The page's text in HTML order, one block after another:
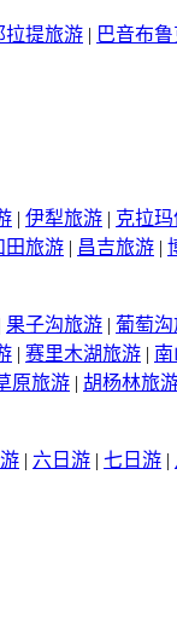
拉提旅游 | 巴音布
| 伊犁旅游 | 克拉
田旅游 | 昌吉旅游 |
果子沟旅游 | 葡萄
| 赛里木湖旅游 |
原旅游 | 胡杨林旅
| 六日游 | 七日游 |